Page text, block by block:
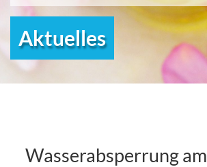
Aktuelles
Wasserabsperrung am